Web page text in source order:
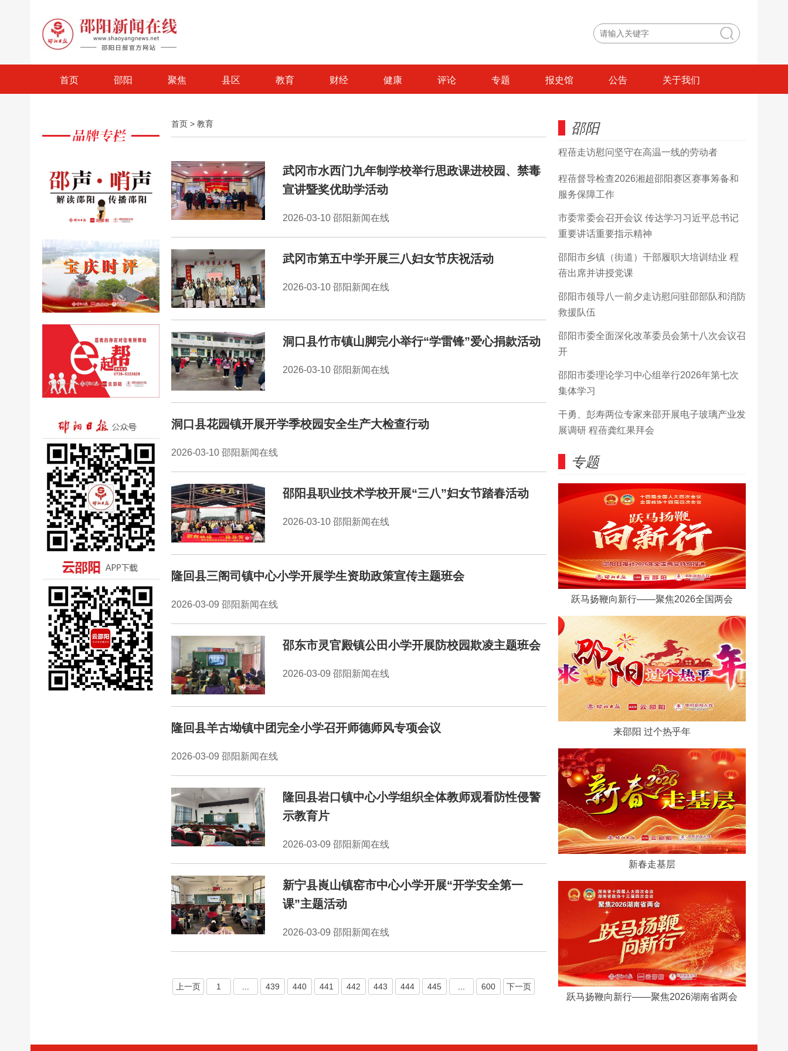
首页 邵阳 聚焦 县区 教育 财经 健康 评论 专题 报史馆 公告 关于我们
首页 > 教育
武冈市水西门九年制学校举行思政课进校园、禁毒
宣讲暨奖优助学活动
2026-03-10 邵阳新闻在线
武冈市第五中学开展三八妇女节庆祝活动
2026-03-10 邵阳新闻在线
洞口县竹市镇山脚完小举行“学雷锋”爱心捐款活动
2026-03-10 邵阳新闻在线
洞口县花园镇开展开学季校园安全生产大检查行动
2026-03-10 邵阳新闻在线
邵阳县职业技术学校开展“三八”妇女节踏春活动
2026-03-10 邵阳新闻在线
隆回县三阁司镇中心小学开展学生资助政策宣传主题班会
2026-03-09 邵阳新闻在线
邵东市灵官殿镇公田小学开展防校园欺凌主题班会
2026-03-09 邵阳新闻在线
隆回县羊古坳镇中团完全小学召开师德师风专项会议
2026-03-09 邵阳新闻在线
隆回县岩口镇中心小学组织全体教师观看防性侵警
示教育片
2026-03-09 邵阳新闻在线
新宁县崀山镇窑市中心小学开展“开学安全第一
课”主题活动
2026-03-09 邵阳新闻在线
上一页 1 439 440 441 442 443 444 445 600 下一页
邵阳
程蓓走访慰问坚守在高温一线的劳动者
程蓓督导检查2026湘超邵阳赛区赛事筹备和
服务保障工作
市委常委会召开会议 传达学习习近平总书记
重要讲话重要指示精神
邵阳市乡镇（街道）干部履职大培训结业 程
蓓出席并讲授党课
邵阳市领导八一前夕走访慰问驻邵部队和消防
救援队伍
邵阳市委全面深化改革委员会第十八次会议召
开
邵阳市委理论学习中心组举行2026年第七次
集体学习
干勇、彭寿两位专家来邵开展电子玻璃产业发
展调研 程蓓龚红果拜会
专题
跃马扬鞭向新行——聚焦2026全国两会
来邵阳 过个热乎年
新春走基层
跃马扬鞭向新行​——聚焦2026湖南省两会